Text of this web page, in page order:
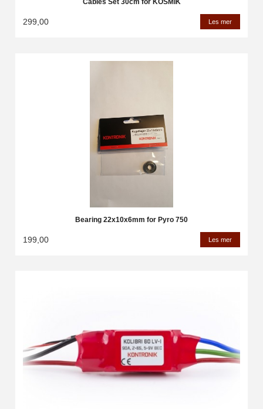
Cables Set 30cm for KOSMIK
299,00 Les mer
Bearing 22x10x6mm for Pyro 750
199,00 Les mer